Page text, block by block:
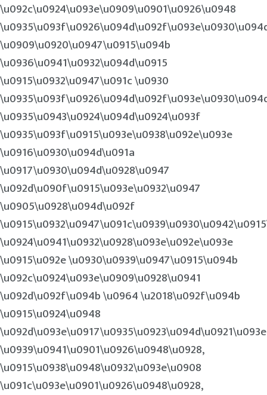
\u092c\u0924\u093e\u0909\u0901\u0926\u0948
\u0909\u0920\u0947\u0915\u094b
\u0936\u0941\u0932\u094d\u0915
\u0915\u0932\u0947\u091c \u0930
\u0935\u0943\u0924\u094d\u0924\u093f
\u0935\u093f\u0915\u093e\u0938\u092e\u093e
\u0916\u0930\u094d\u091a
\u0917\u0930\u094d\u0928\u0947
\u092d\u090f\u0915\u093e\u0932\u0947
\u0905\u0928\u094d\u092f
\u0924\u0941\u0932\u0928\u093e\u092e\u093e
\u0915\u092e \u0930\u0939\u0947\u0915\u094b
\u092c\u0924\u093e\u0909\u0928\u0941
\u092d\u092f\u094b \u0964 \u2018\u092f\u094b
\u0915\u0924\u0948
\u092d\u093e\u0917\u0935\u0923\u094d\u0921\u093e
\u0939\u0941\u0901\u0926\u0948\u0928,
\u0915\u0938\u0948\u0932\u093e\u0908
\u091c\u093e\u0901\u0926\u0948\u0928,